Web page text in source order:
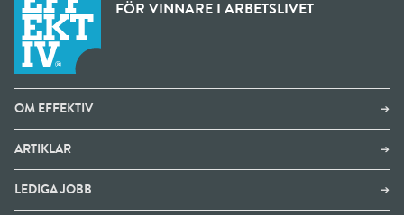
FÖR VINNARE I ARBETSLIVET
OM EFFEKTIV ➔
ARTIKLAR ➔
LEDIGA JOBB ➔